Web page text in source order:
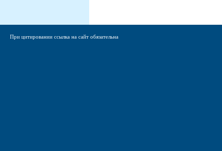
При цитировании ссылка на сайт обязательна